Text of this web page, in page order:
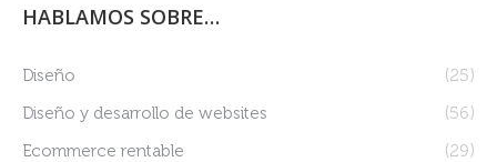
HABLAMOS SOBRE…
Diseño
(25)
Diseño y desarrollo de websites
(56)
Ecommerce rentable
(29)